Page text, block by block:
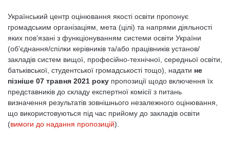
Український центр оцінювання якості освіти пропонує
громадським організаціям, мета (цілі) та напрями діяльності
яких пов’язані з функціонуванням системи освіти України
(об’єднання/спілки керівників та/або працівників установ/
закладів систем вищої, професійно-технічної, середньої освіти,
батьківської, студентської громадськості тощо), надати не
пізніше 07 травня 2021 року пропозиції щодо включення їх
представників до складу експертної комісії з питань
визначення результатів зовнішнього незалежного оцінювання,
що використовуються під час прийому до закладів освіти
(вимоги до надання пропозицій).